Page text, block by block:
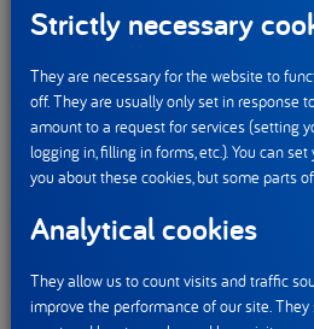
Od jogurtu się zaczęło
Dbałość o zdrowe nawyki
w dziedzictwo Danone,
produktów mlecznych i
roku Isaac Carasso rozpoczął
na infekcje jelitowe. Zainspirowany
Pasteur, dotyczącymi fermentacji
Strictly necessary
They are necessary for the website to
off. They are usually only set in response
amount to a request for services (setting
logging in, filling in forms, etc.). You can
you about these cookies, but some parts
Analytical cookies
They allow us to count visits and traffic
improve the performance of our site.